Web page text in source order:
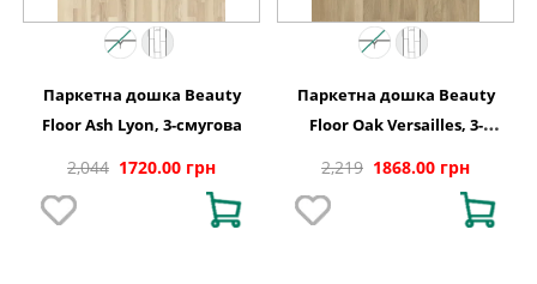
Паркетна дошка Beauty
Floor Ash Lyon, 3-смугова
2,044 1720.00 грн
Паркетна дошка Beauty
Floor Oak Versailles, 3-
2,219 1868.00 грн